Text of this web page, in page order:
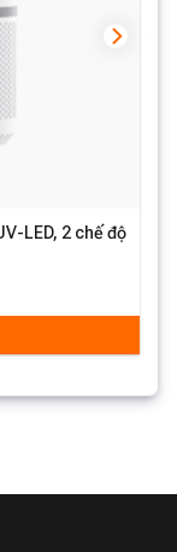
quả làm
động với tần
LED, 2 chế độ